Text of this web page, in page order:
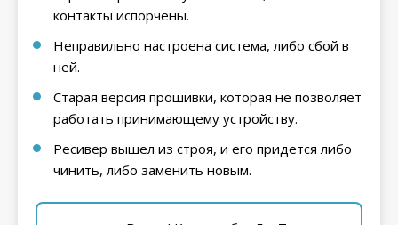
контакты испорчены.
Неправильно настроена система, либо сбой в
ней.
Старая версия прошивки, которая не позволяет
работать принимающему устройству.
Ресивер вышел из строя, и его придется либо
чинить, либо заменить новым.